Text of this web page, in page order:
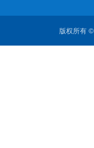
版权所有